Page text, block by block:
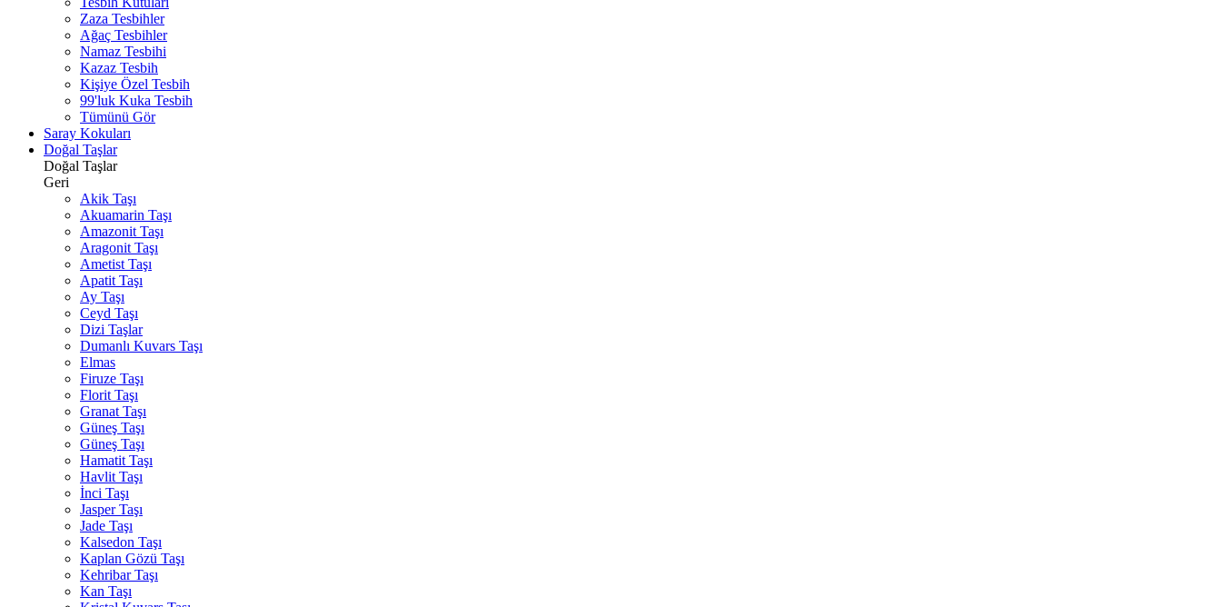
Zaza Tesbihler
Ağaç Tesbihler
Namaz Tesbihi
Kazaz Tesbih
Kişiye Özel Tesbih
99'luk Kuka Tesbih
Tümünü Gör
Saray Kokuları
Doğal Taşlar
Doğal Taşlar
Geri
Akik Taşı
Akuamarin Taşı
Amazonit Taşı
Aragonit Taşı
Ametist Taşı
Apatit Taşı
Ay Taşı
Ceyd Taşı
Dizi Taşlar
Dumanlı Kuvars Taşı
Elmas
Firuze Taşı
Florit Taşı
Granat Taşı
Güneş Taşı
Güneş Taşı
Hamatit Taşı
Havlit Taşı
İnci Taşı
Jasper Taşı
Jade Taşı
Kalsedon Taşı
Kaplan Gözü Taşı
Kehribar Taşı
Kan Taşı